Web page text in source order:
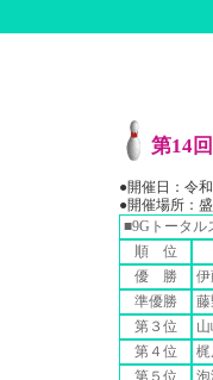
第14
●開催日：令和
●開催場所：
■9Gトータル
順 位
優 勝
準優勝
第３位
第４位